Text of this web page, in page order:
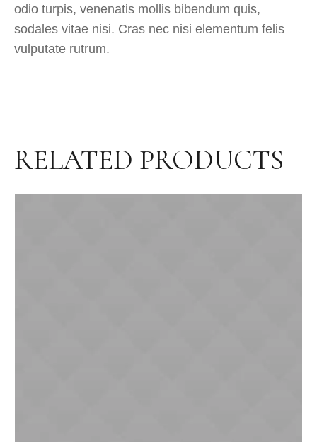
odio turpis, venenatis mollis bibendum quis,
sodales vitae nisi. Cras nec nisi elementum felis
vulputate rutrum.
RELATED PRODUCTS